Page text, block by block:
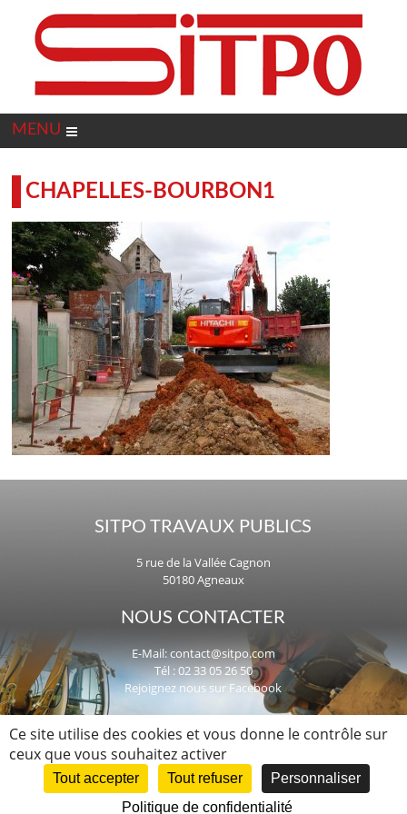
MENU
CHAPELLES-BOURBON1
SITPO TRAVAUX PUBLICS
5 rue de la Vallée Cagnon
50180 Agneaux
NOUS CONTACTER
E-Mail:contact@sitpo.com
Tél : 02 33 05 26 50
Rejoignez nous sur Facebook
UNE QUESTION, UN PROJET ?
Nous intervenons dans la Manche,
en Normandie et dans toute la France.
Ce site utilise des cookies et vous donne le contrôle sur
ceux que vous souhaitez activer
Tout accepter Tout refuser
Personnaliser
Politique de confidentialité